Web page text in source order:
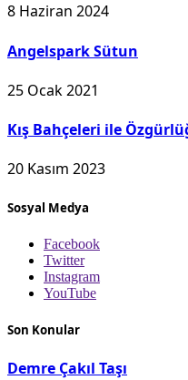
8 Haziran 2024
Angelspark Sütun
25 Ocak 2021
Kış Bahçeleri ile
20 Kasım 2023
Sosyal Medya
Facebook
Twitter
Instagram
YouTube
Son Konular
Demre Çakıl Taşı